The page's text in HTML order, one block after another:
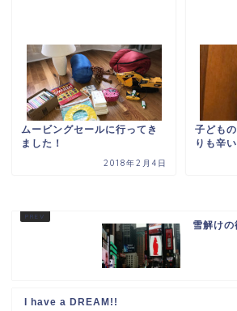
ムービングセールに行ってき
ました！
2018年2月4日
子ども
りも辛
雪解け
I have a DREAM!!